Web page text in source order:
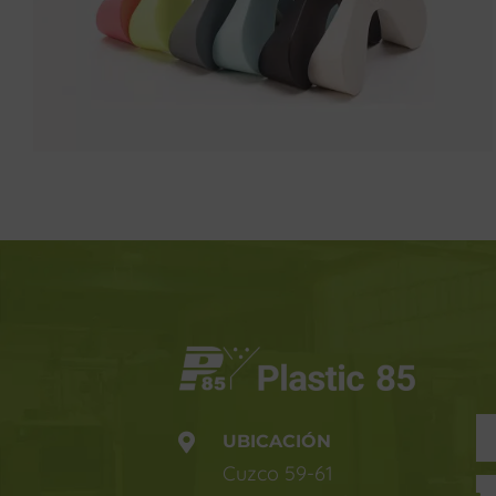
UBICACIÓN
Cuzco 59-61